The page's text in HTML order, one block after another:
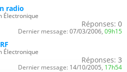
radio
Électronique
Réponses: 0
Dernier message: 07/03/2006, 09h15
Électronique
Réponses: 3
Dernier message: 14/10/2005, 17h54